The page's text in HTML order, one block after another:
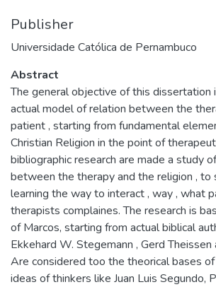
Publisher
Universidade Católica de Pernambuco
Abstract
The general objective of this dissertation
actual model of relation between the
patient , starting from fundamental
Christian Religion in the point of
bibliographic research are made a study
between the therapy and the religion , to
learning the way to interact , way , what
therapists complaines. The research is
of Marcos, starting from actual biblical
Ekkehard W. Stegemann , Gerd Theissen
Are considered too the theorical bases
ideas of thinkers like Juan Luis Segundo,